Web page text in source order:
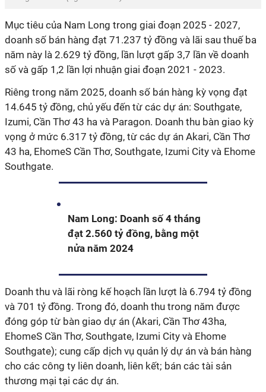
Mục tiêu của Nam Long trong giai đoạn 2025 - 2027,
doanh số bán hàng đạt 71.237 tỷ đồng và lãi sau thuế ba
năm này là 2.629 tỷ đồng, lần lượt gấp 3,7 lần về doanh
số và gấp 1,2 lần lợi nhuận giai đoạn 2021 - 2023.
Riêng trong năm 2025, doanh số bán hàng kỳ vọng đạt
14.645 tỷ đồng, chủ yếu đến từ các dự án: Southgate,
Izumi, Cần Thơ 43 ha và Paragon. Doanh thu bàn giao kỳ
vọng ở mức 6.317 tỷ đồng, từ các dự án Akari, Cần Thơ
43 ha, EhomeS Cần Thơ, Southgate, Izumi City và Ehome
Southgate.
Nam Long: Doanh số 4 tháng
đạt 2.560 tỷ đồng, bằng một
nửa năm 2024
Doanh thu và lãi ròng kế hoạch lần lượt là 6.794 tỷ đồng
và 701 tỷ đồng. Trong đó, doanh thu trong năm được
đóng góp từ bàn giao dự án (Akari, Cần Thơ 43ha,
EhomeS Cần Thơ, Southgate, Izumi City và Ehome
Southgate); cung cấp dịch vụ quản lý dự án và bán hàng
cho các công ty liên doanh, liên kết; bán các tài sản
thương mại tại các dự án.